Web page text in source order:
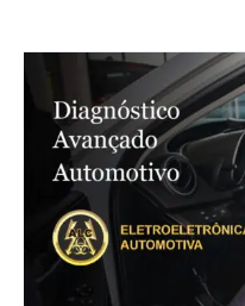
Automotivo:
Como
Funciona
Essencial